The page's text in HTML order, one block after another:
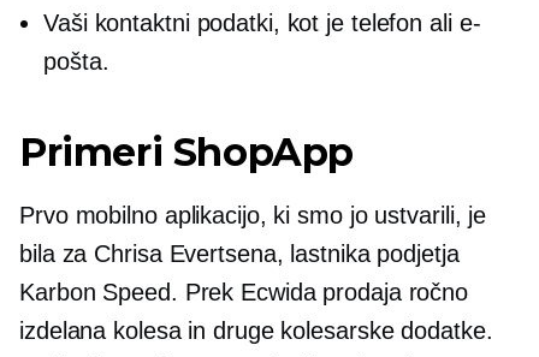
Vaši kontaktni podatki, kot je telefon ali e-
pošta.
Primeri ShopApp
Prvo mobilno aplikacijo, ki smo jo ustvarili, je
bila za Chrisa Evertsena, lastnika podjetja
Karbon Speed. Prek Ecwida prodaja ročno
izdelana kolesa in druge kolesarske dodatke.